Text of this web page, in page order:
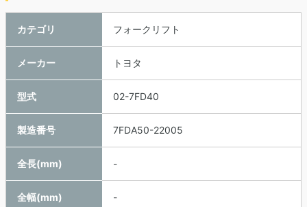
カテゴリ フォークリフト
メーカー トヨタ
型式 02-7FD40
製造番号 7FDA50-22005
全長(mm) -
全幅(mm) -